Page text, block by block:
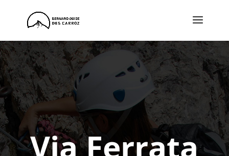
Via Ferrata